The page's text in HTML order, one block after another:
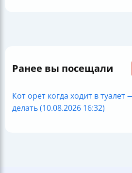
Ранее вы посещали
Кот орет когда ходит в
делать (10.08.2026 16:32)